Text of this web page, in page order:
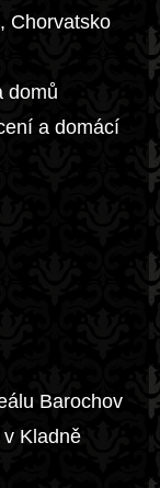
Chorvatsko
domů
a domácí
Barochov
Kladně